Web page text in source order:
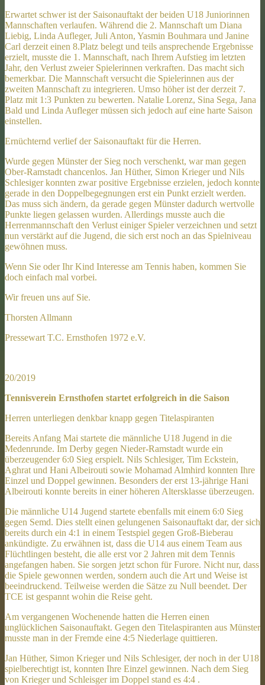
Erwartet schwer ist der Saisonauftakt der beiden U18 Juniorinnen
Mannschaften verlaufen. Während die 2. Mannschaft um Diana
Liebig, Linda Aufleger, Juli Anton, Yasmin Bouhmara und Janine
Carl derzeit einen 8.Platz belegt und teils ansprechende Ergebnisse
erzielt, musste die 1. Mannschaft, nach Ihrem Aufstieg im letzten
Jahr, den Verlust zweier Spielerinnen verkraften. Das macht sich
bemerkbar. Die Mannschaft versucht die Spielerinnen aus der
zweiten Mannschaft zu integrieren. Umso höher ist der derzeit 7.
Platz mit 1:3 Punkten zu bewerten. Natalie Lorenz, Sina Sega, Jana
Bald und Linda Aufleger müssen sich jedoch auf eine harte Saison
einstellen.
Ernüchternd verlief der Saisonauftakt für die Herren.
Wurde gegen Münster der Sieg noch verschenkt, war man gegen
Ober-Ramstadt chancenlos. Jan Hüther, Simon Krieger und Nils
Schlesiger konnten zwar positive Ergebnisse erzielen, jedoch konnte
gerade in den Doppelbegegnungen erst ein Punkt erzielt werden.
Das muss sich ändern, da gerade gegen Münster dadurch wertvolle
Punkte liegen gelassen wurden. Allerdings musste auch die
Herrenmannschaft den Verlust einiger Spieler verzeichnen und setzt
nun verstärkt auf die Jugend, die sich erst noch an das Spielniveau
gewöhnen muss.
Wenn Sie oder Ihr Kind Interesse am Tennis haben, kommen Sie
doch einfach mal vorbei.
Wir freuen uns auf Sie.
Thorsten Allmann
Pressewart T.C. Ernsthofen 1972 e.V.
20/2019
Tennisverein Ernsthofen startet erfolgreich in die Saison
Herren unterliegen denkbar knapp gegen Titelaspiranten
Bereits Anfang Mai startete die männliche U18 Jugend in die
Medenrunde. Im Derby gegen Nieder-Ramstadt wurde ein
überzeugender 6:0 Sieg erspielt. Nils Schlesiger, Tim Eckstein,
Aghrat und Hani Albeirouti sowie Mohamad Almhird konnten Ihre
Einzel und Doppel gewinnen. Besonders der erst 13-jährige Hani
Albeirouti konnte bereits in einer höheren Altersklasse überzeugen.
Die männliche U14 Jugend startete ebenfalls mit einem 6:0 Sieg
gegen Semd. Dies stellt einen gelungenen Saisonauftakt dar, der sich
bereits durch ein 4:1 in einem Testspiel gegen Groß-Bieberau
ankündigte. Zu erwähnen ist, dass die U14 aus einem Team aus
Flüchtlingen besteht, die alle erst vor 2 Jahren mit dem Tennis
angefangen haben. Sie sorgen jetzt schon für Furore. Nicht nur, dass
die Spiele gewonnen werden, sondern auch die Art und Weise ist
beeindruckend. Teilweise werden die Sätze zu Null beendet. Der
TCE ist gespannt wohin die Reise geht.
Am vergangenen Wochenende hatten die Herren einen
unglücklichen Saisonauftakt. Gegen den Titelaspiranten aus Münster
musste man in der Fremde eine 4:5 Niederlage quittieren.
Jan Hüther, Simon Krieger und Nils Schlesiger, der noch in der U18
spielberechtigt ist, konnten Ihre Einzel gewinnen. Nach dem Sieg
von Krieger und Schleisger im Doppel stand es 4:4 .